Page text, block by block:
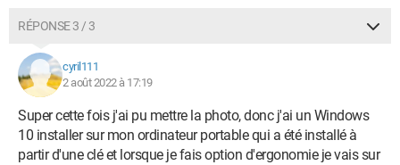
RÉPONSE 3 / 3
cyril111
2 août 2022 à 17:19
Super cette fois j'ai pu mettre la photo, donc j'ai un Windows
10 installer sur mon ordinateur portable qui a été installé à
partir d'une clé et lorsque je fais option d'ergonomie je vais sur